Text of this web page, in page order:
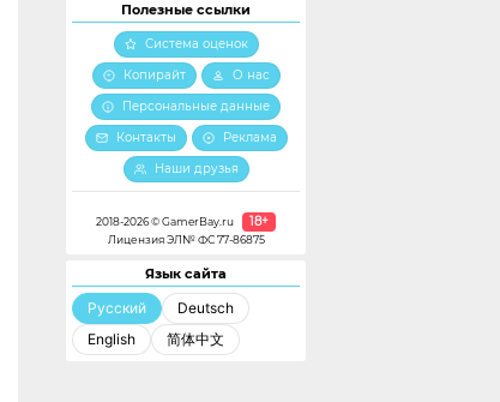
Полезные ссылки
Система оценок
Копирайт
О нас
Персональные данные
Контакты
Реклама
Наши друзья
2018-2026 © GamerBay.ru 18+
Лицензия ЭЛ№ ФС 77-86875
Язык сайта
Русский
Deutsch
English
简体中文